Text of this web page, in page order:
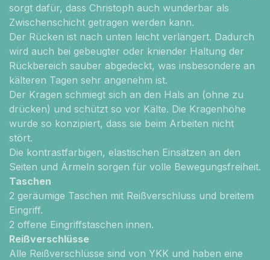
sorgt dafür, dass Christoph auch wunderbar als
Zwischenschicht getragen werden kann.
Der Rücken ist nach unten leicht verlängert. Dadurch
wird auch bei gebeugter oder kniender Haltung der
Rückbereich sauber abgedeckt, was insbesondere an
kälteren Tagen sehr angenehm ist.
Der Kragen schmiegt sich an den Hals an (ohne zu
drücken) und schützt so vor Kälte. Die Kragenhöhe
wurde so konzipiert, dass sie beim Arbeiten nicht
stört.
Die kontrastfarbigen, elastischen Einsätzen an den
Seiten und Ärmeln sorgen für volle Bewegungsfreiheit.
Taschen
2 geräumige Taschen mit Reißverschluss und breitem
Eingriff.
2 offene Eingriffstaschen innen.
Reißverschlüsse
Alle Reißverschlüsse sind von YKK und haben eine